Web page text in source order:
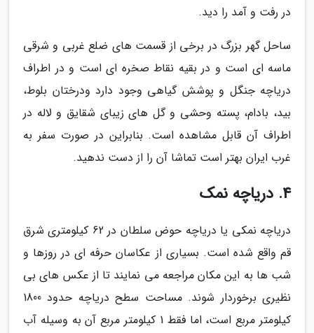
در رفت و آمد را دید.
ساحل گهر بزرگ در برخی از قسمت های ضلع غربی و شرقی
ماسه ای است و در بقیه نقاط صخره ای است و در اطراف
دریاچه جنگل و پوشش گیاهی وجود دارد ودرختان بلوط،
بید، بادام، پسته وحشی و گل های زیبای شقایق و لاله در
اطراف آن قابل مشاهده است. بنابراین در صورت سفر به
غرب ایران بهتر است تماشا آن را از دست ندهید.
4. دریاچه نمک
دریاچه نمکی یا دریاچه حوض سلطان در 62 کیلومتری شرق
قم واقع شده است. بسیاری از عکاسان حرفه ای در روزها و
شب ها به این مکان مراجعه می نمایند تا از عکس های بی
نظیری برخوردار شوند. مساحت سطح دریاچه حدود 1800
کیلومتر مربع است، اما فقط 1 کیلومتر مربع آن به وسیله آب